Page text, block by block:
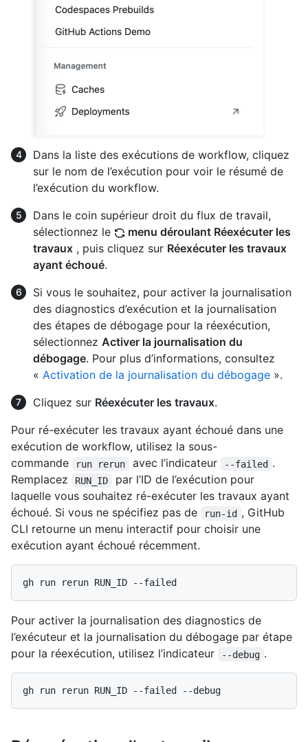
Dans la liste des exécutions de workflow, cliquez
sur le nom de l’exécution pour voir le résumé de
l’exécution du workflow.
Dans le coin supérieur droit du flux de travail,
sélectionnez le
menu déroulant Réexécuter les
travaux , puis cliquez sur Réexécuter les travaux
ayant échoué.
Si vous le souhaitez, pour activer la journalisation
des diagnostics d’exécution et la journalisation
des étapes de débogage pour la réexécution,
sélectionnez Activer la journalisation du
débogage. Pour plus d’informations, consultez
« Activation de la journalisation du débogage ».
Cliquez sur Réexécuter les travaux.
Pour ré-exécuter les travaux ayant échoué dans une
exécution de workflow, utilisez la sous-
commande
run rerun avec l’indicateur --failed .
Remplacez
RUN_ID
par l’ID de l’exécution pour
laquelle vous souhaitez ré-exécuter les travaux ayant
échoué. Si vous ne spécifiez pas de
run-id , GitHub
CLI retourne un menu interactif pour choisir une
exécution ayant échoué récemment.
Pour activer la journalisation des diagnostics de
l’exécuteur et la journalisation du débogage par étape
pour la réexécution, utilisez l’indicateur
--debug .